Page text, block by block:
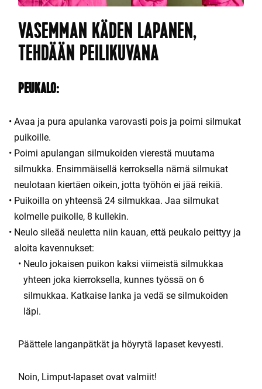
VASEMMAN KÄDEN LAPANEN,
TEHDÄÄN PEILIKUVANA
PEUKALO:
Avaa ja pura apulanka varovasti pois ja poimi silmukat
puikoille.
Poimi apulangan silmukoiden vierestä muutama
silmukka. Ensimmäisellä kerroksella nämä silmukat
neulotaan kiertäen oikein, jotta työhön ei jää reikiä.
Puikoilla on yhteensä 24 silmukkaa. Jaa silmukat
kolmelle puikolle, 8 kullekin.
Neulo sileää neuletta niin kauan, että peukalo peittyy ja
aloita kavennukset:
Neulo jokaisen puikon kaksi viimeistä silmukkaa
yhteen joka kierroksella, kunnes työssä on 6
silmukkaa. Katkaise lanka ja vedä se silmukoiden
läpi.
Päättele langanpätkät ja höyrytä lapaset kevyesti.
Noin, Limput-lapaset ovat valmiit!